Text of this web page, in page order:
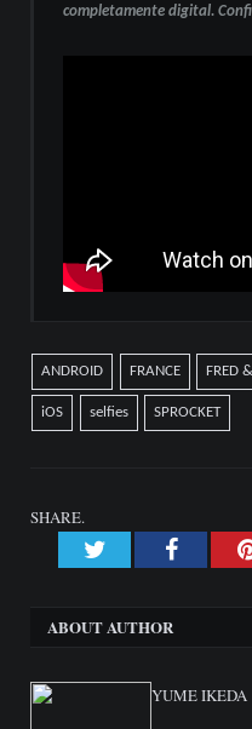
completamente digital.
ANDROID FRANCE FRED
iOS selfies SPROCKET
SHARE.
Twitter
ABOUT AUTHOR
YUME IKEDA